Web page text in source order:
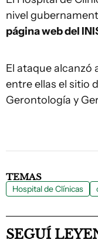
nivel
página web del
El ataque alcanzó
entre ellas el sitio
Gerontología y
TEMAS
Hospital de Clínicas
SEGUÍ